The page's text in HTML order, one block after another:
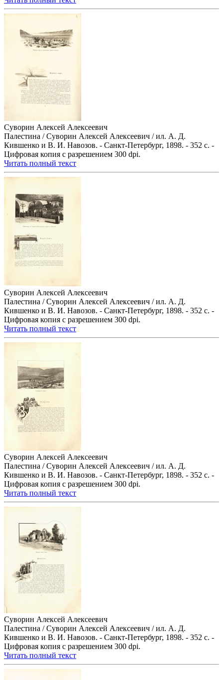
Суворин Алексей Алексеевич
Палестина / Суворин Алексей Алексеевич / ил. А. Д.
Кившенко и В. И. Навозов. - Санкт-Петербург, 1898. - 352 с. -
Цифровая копия с разрешением 300 dpi.
Читать полный текст
Суворин Алексей Алексеевич
Палестина / Суворин Алексей Алексеевич / ил. А. Д.
Кившенко и В. И. Навозов. - Санкт-Петербург, 1898. - 352 с. -
Цифровая копия с разрешением 300 dpi.
Читать полный текст
Суворин Алексей Алексеевич
Палестина / Суворин Алексей Алексеевич / ил. А. Д.
Кившенко и В. И. Навозов. - Санкт-Петербург, 1898. - 352 с. -
Цифровая копия с разрешением 300 dpi.
Читать полный текст
Суворин Алексей Алексеевич
Палестина / Суворин Алексей Алексеевич / ил. А. Д.
Кившенко и В. И. Навозов. - Санкт-Петербург, 1898. - 352 с. -
Цифровая копия с разрешением 300 dpi.
Читать полный текст